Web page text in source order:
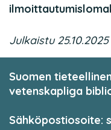
Julkaistu 25.10.2025
Suomen
vetenskapliga
Sähköpostiosoite: